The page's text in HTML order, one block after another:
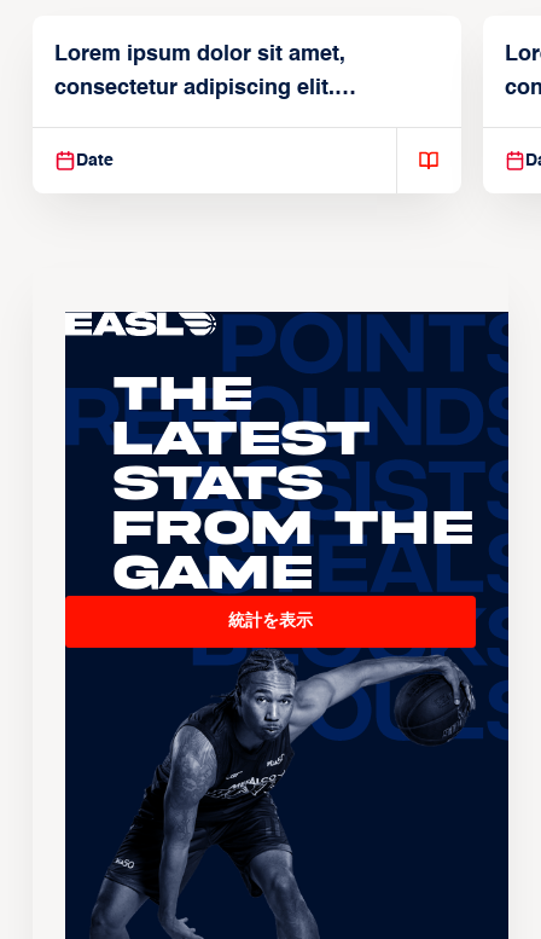
Lorem ipsum dolor sit amet,
consectetur adipiscing elit.
Suspendisse varius enim in
Date
The
Latest
Stats
From the
Game
統計を表示